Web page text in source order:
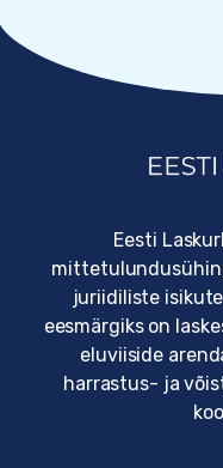
Eesti
juriidiliste
eesmärgiks on
eluviiside
harrastus- ja